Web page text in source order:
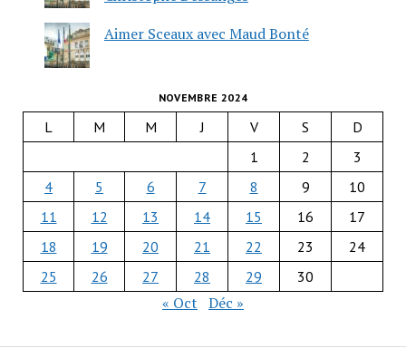
Aimer Sceaux avec Maud Bonté
NOVEMBRE 2024
L M M J V S
D
1
2
3
4
5 6 7 8 9
10
11
12 13 14 15 16
17
18
19 20 21 22 23
24
25
26 27 28 29 30
« Oct Déc »